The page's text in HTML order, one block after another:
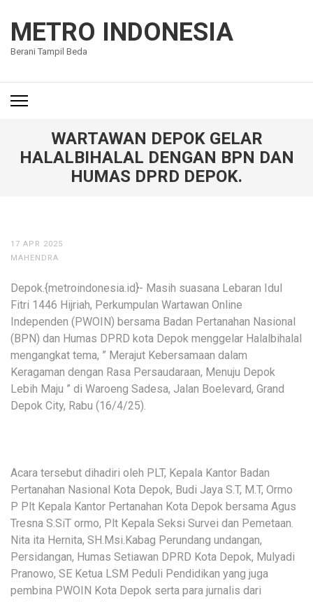
konten
(Tekan
METRO INDONESIA
Berani Tampil Beda
WARTAWAN DEPOK GELAR
HALALBIHALAL DENGAN BPN DAN
HUMAS DPRD DEPOK.
17 APR 2025
MAHENDRA
Depok.{metroindonesia.id}- Masih suasana Lebaran Idul
Fitri 1446 Hijriah, Perkumpulan Wartawan Online
Independen (PWOIN) bersama Badan Pertanahan Nasional
(BPN) dan Humas DPRD kota Depok menggelar Halalbihalal
mengangkat tema, ” Merajut Kebersamaan dalam
Keragaman dengan Rasa Persaudaraan, Menuju Depok
Lebih Maju ” di Waroeng Sadesa, Jalan Boelevard, Grand
Depok City, Rabu (16/4/25).
Acara tersebut dihadiri oleh PLT, Kepala Kantor Badan
Pertanahan Nasional Kota Depok, Budi Jaya S.T, M.T, Ormo
P Plt Kepala Kantor Pertanahan Kota Depok bersama Agus
Tresna S.SiT ormo, Plt Kepala Seksi Survei dan Pemetaan.
Nita ita Hernita, SH.Msi.Kabag Perundang undangan,
Persidangan, Humas Setiawan DPRD Kota Depok, Mulyadi
Pranowo, SE Ketua LSM Peduli Pendidikan yang juga
pembina PWOIN Kota Depok serta para jurnalis dari